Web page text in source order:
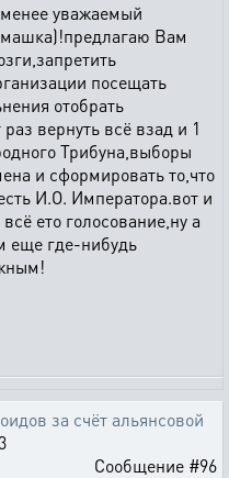
уважаемый
Вам
посещать
отобрать
вернуть всё взад и 1
Трибуна,выборы
и сформировать то,что
И.О. Императора.вот и
ето голосование,ну а
еще где-нибудь
за счёт альянсовой
Сообщение #96